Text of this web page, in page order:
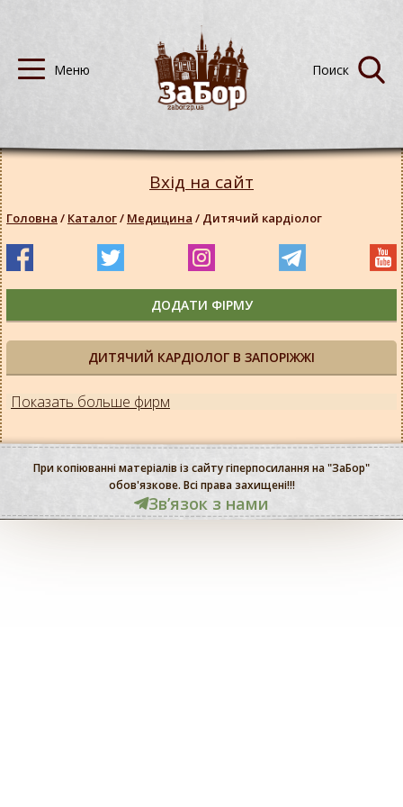
ДИТЯЧИЙ КАРДІОЛОГ В ЗАПОРІЖЖІ
Показать больше фирм
Вхід на сайт
Головна / Каталог/ Медицина / Дитячий кардіолог
ДОДАТИ ФІРМУ
При копіюванні матеріалів із сайту гіперпосилання на "ЗаБор"
обов'язкове. Всі права захищені!!!
Звʼязок з нами